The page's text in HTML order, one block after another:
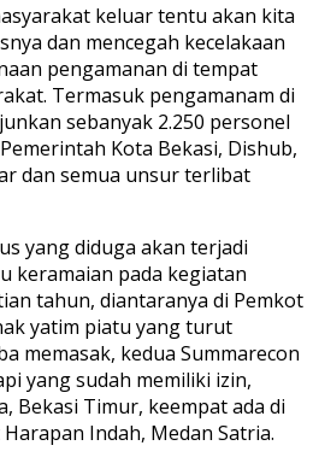
keluar tentu akan kita
dan mencegah kecelakaan
pengamanan di tempat
Termasuk pengamanam di
sebanyak 2.250 personel
Kota Bekasi, Dishub,
dan semua unsur terlibat
yang diduga akan terjadi
keramaian pada kegiatan
tahun, diantaranya di Pemkot
yatim piatu yang turut
memasak, kedua Summarecon
yang sudah memiliki izin,
Bekasi Timur, keempat ada di
Indah, Medan Satria.